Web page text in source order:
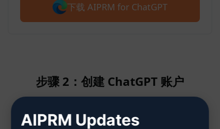
下载 AIPRM for ChatGPT
步骤 2：创建 ChatGPT 账户
单击此处了解如何创建 ChatGPT 帐
AIPRM Updates